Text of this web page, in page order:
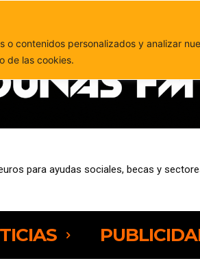
o contenidos personalizados y analizar
de las cookies.
para ayudas sociales, becas y